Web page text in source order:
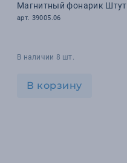
Магнитный фонарик
арт. 39005.06
В наличии 8 шт.
В корзину